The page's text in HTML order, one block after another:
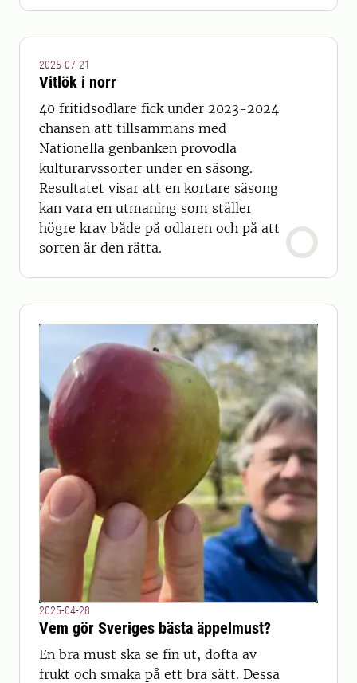
2025-07-21
Vitlök i norr
40 fritidsodlare fick under 2023-2024
chansen att tillsammans med
Nationella genbanken provodla
kulturarvssorter under en säsong.
Resultatet visar att en kortare säsong
kan vara en utmaning som ställer
högre krav både på odlaren och på att
sorten är den rätta.
2025-04-28
Vem gör Sveriges bästa äppelmust?
En bra must ska se fin ut, dofta av
frukt och smaka på ett bra sätt. Dessa